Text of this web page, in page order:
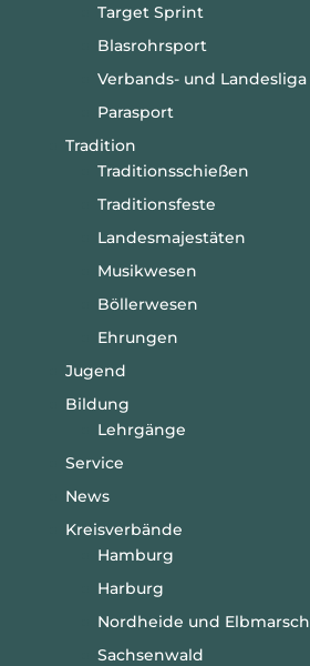
Target Sprint
Blasrohrsport
Verbands- und Landesliga
Parasport
Tradition
Traditionsschießen
Traditionsfeste
Landesmajestäten
Musikwesen
Böllerwesen
Ehrungen
Jugend
Bildung
Lehrgänge
Service
News
Kreisverbände
Hamburg
Harburg
Nordheide und Elbmarsch
Sachsenwald